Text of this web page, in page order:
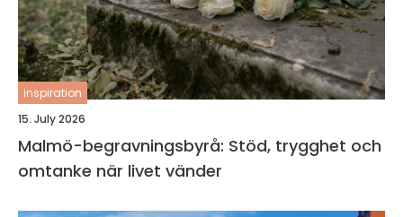
inspiration
15. July 2026
Malmö-begravningsbyrå: Stöd, trygghet och
omtanke när livet vänder